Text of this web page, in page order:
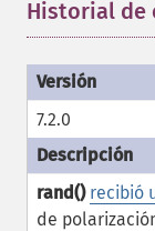
Historial de
7.2.0
rand() recibió
de